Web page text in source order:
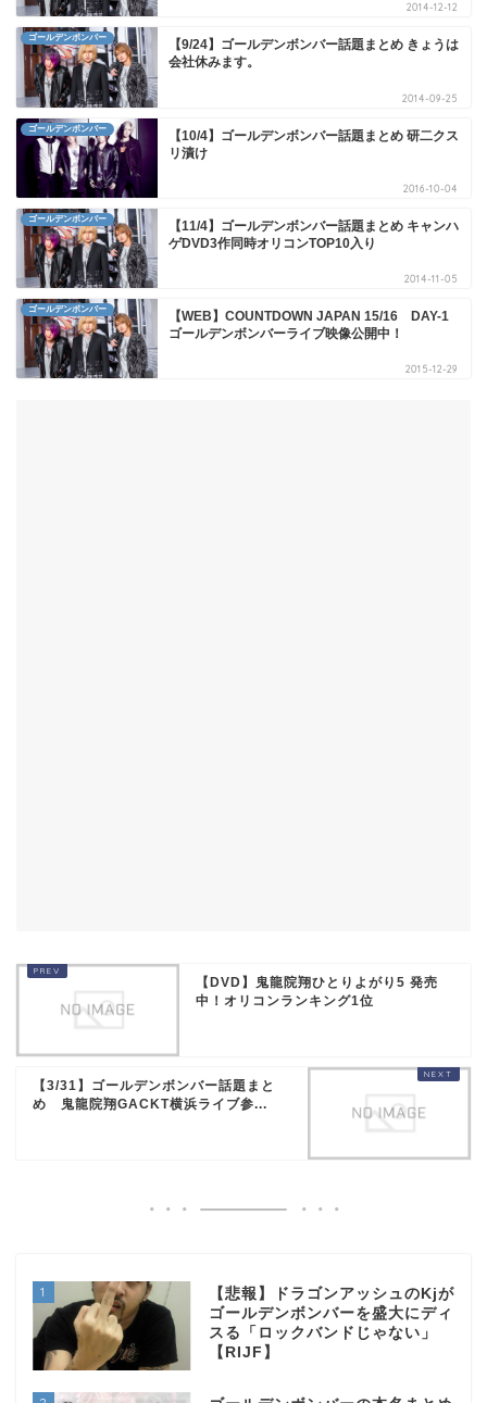
2014-12-12
ゴールデンボンバー
【9/24】ゴールデンボンバー話題まとめ きょうは
会社休みます。
2014-09-25
ゴールデンボンバー
【10/4】ゴールデンボンバー話題まとめ 研二クス
リ漬け
2016-10-04
ゴールデンボンバー
【11/4】ゴールデンボンバー話題まとめ キャンハ
ゲDVD3作同時オリコンTOP10入り
2014-11-05
ゴールデンボンバー
【WEB】COUNTDOWN JAPAN 15/16 DAY-1
ゴールデンボンバーライブ映像公開中！
2015-12-29
【DVD】鬼龍院翔ひとりよがり5 発売
中！オリコンランキング1位
【3/31】ゴールデンボンバー話題まと
め 鬼龍院翔GACKT横浜ライブ参...
1
【悲報】ドラゴンアッシュのKjが
ゴールデンボンバーを盛大にディ
スる「ロックバンドじゃない」
【RIJF】